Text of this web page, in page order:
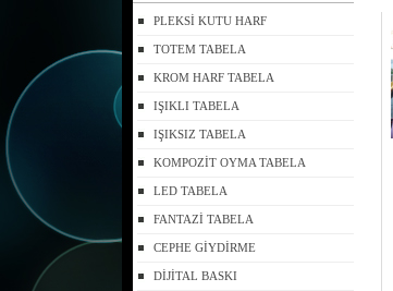
PLEKSİ KUTU HARF
TOTEM TABELA
KROM HARF TABELA
IŞIKLI TABELA
IŞIKSIZ TABELA
KOMPOZİT OYMA TABELA
LED TABELA
FANTAZİ TABELA
CEPHE GİYDİRME
DİJİTAL BASKI